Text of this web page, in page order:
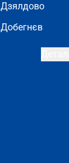
Дзялдово
Добегнєв